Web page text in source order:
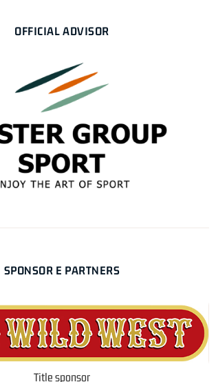
OFFICIAL ADVISOR
SPONSOR E PARTNERS
Title sponsor